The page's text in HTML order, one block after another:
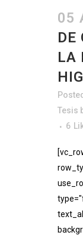
05
DE
LA
Tesis
6